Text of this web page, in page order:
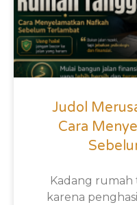
Judol
Cara
Kadang
karena